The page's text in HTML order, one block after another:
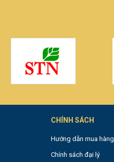
CHÍNH SÁCH
Hướng dẫn mua hàng
Chính sách đại lý